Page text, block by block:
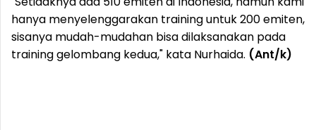
hanya menyelenggarakan training untuk 200 emiten,
sisanya mudah-mudahan bisa dilaksanakan pada
training gelombang kedua," kata Nurhaida. (Ant/k)